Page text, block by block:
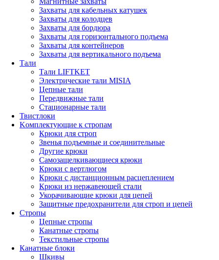
Захваты для кабельных катушек
Захваты для колодцев
Захваты для бордюра
Захваты для горизонтального подъема
Захваты для контейнеров
Захваты для вертикального подъема
Тали
Тали LIFTKET
Электрические тали MISIA
Цепные тали
Передвижные тали
Стационарные тали
Твистлоки
Kомплектующие к стропам
Крюки для строп
Звенья подъемные и соединительные
Другие крюки
Самозащелкивающиеся крюки
Крюки с вертлюгом
Крюки с дистанционным расцеплением
Крюки из нержавеющей стали
Укорачивающие крюки для цепей
Защитные предохранители для строп и цепей
Стропы
Цепные стропы
Канатные стропы
Текстильные стропы
Канатные блоки
Шкивы